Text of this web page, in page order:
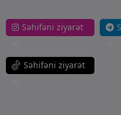
Səhifəni ziyarət
Səhifəni ziyarət